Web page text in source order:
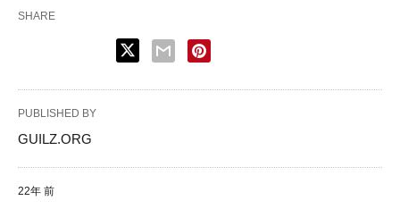
SHARE
PUBLISHED BY
GUILZ.ORG
22年 前